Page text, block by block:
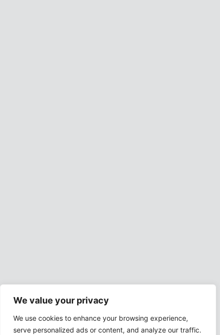
We value your privacy
We use cookies to enhance your browsing experience,
serve personalized ads or content, and analyze our traffic.